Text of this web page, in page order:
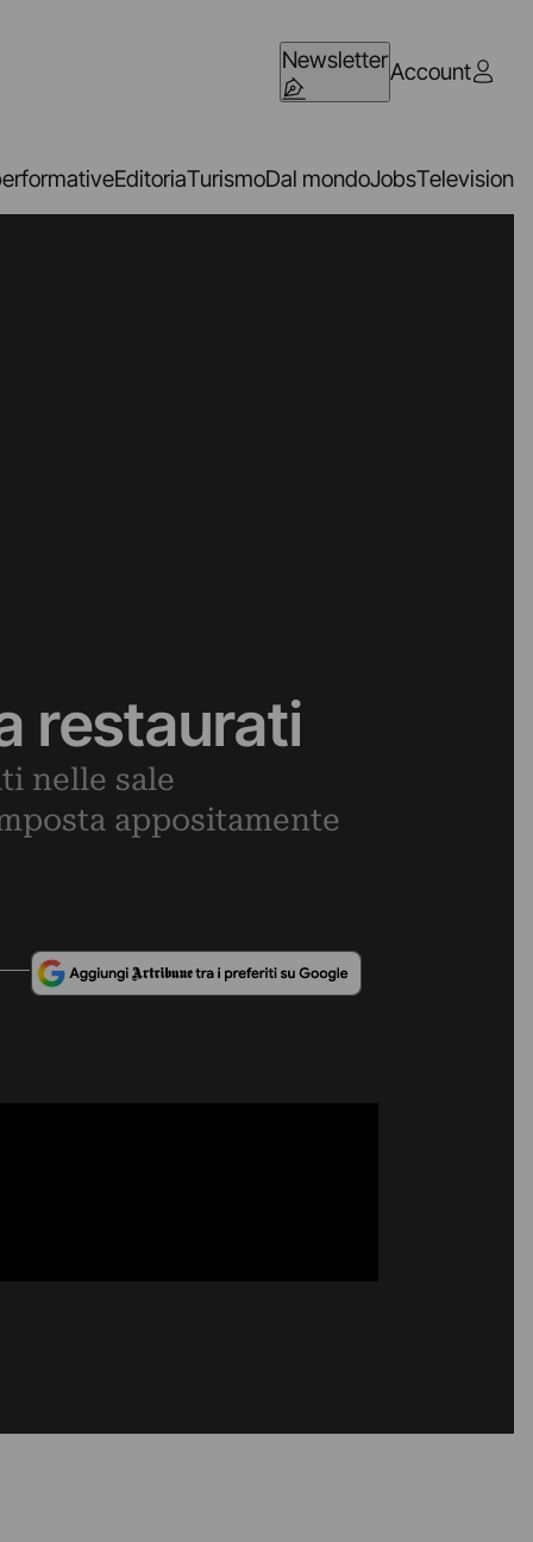
NewsletterAccount
EditoriaTurismoDal mondoJobsTelevision
restaurati
nelle sale
appositamente